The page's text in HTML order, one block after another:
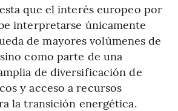
que el interés europeo por
interpretarse únicamente
de mayores volúmenes de
como parte de una
de diversificación de
y acceso a recursos
la transición energética.